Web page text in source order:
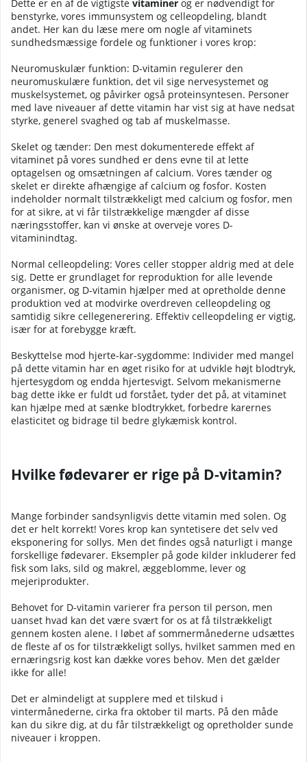
Dette er en af de vigtigste vitaminer og er nødvendigt for
benstyrke, vores immunsystem og celleopdeling, blandt
andet. Her kan du læse mere om nogle af vitaminets
sundhedsmæssige fordele og funktioner i vores krop:
Neuromuskulær funktion: D-vitamin regulerer den
neuromuskulære funktion, det vil sige nervesystemet og
muskelsystemet, og påvirker også proteinsyntesen. Personer
med lave niveauer af dette vitamin har vist sig at have nedsat
styrke, generel svaghed og tab af muskelmasse.
Skelet og tænder: Den mest dokumenterede effekt af
vitaminet på vores sundhed er dens evne til at lette
optagelsen og omsætningen af calcium. Vores tænder og
skelet er direkte afhængige af calcium og fosfor. Kosten
indeholder normalt tilstrækkeligt med calcium og fosfor, men
for at sikre, at vi får tilstrækkelige mængder af disse
næringsstoffer, kan vi ønske at overveje vores D-
vitaminindtag.
Normal celleopdeling: Vores celler stopper aldrig med at dele
sig. Dette er grundlaget for reproduktion for alle levende
organismer, og D-vitamin hjælper med at opretholde denne
produktion ved at modvirke overdreven celleopdeling og
samtidig sikre cellegenerering. Effektiv celleopdeling er vigtig,
især for at forebygge kræft.
Beskyttelse mod hjerte-kar-sygdomme: Individer med mangel
på dette vitamin har en øget risiko for at udvikle højt blodtryk,
hjertesygdom og endda hjertesvigt. Selvom mekanismerne
bag dette ikke er fuldt ud forstået, tyder det på, at vitaminet
kan hjælpe med at sænke blodtrykket, forbedre karernes
elasticitet og bidrage til bedre glykæmisk kontrol.
Hvilke fødevarer er rige på D-vitamin?
Mange forbinder sandsynligvis dette vitamin med solen. Og
det er helt korrekt! Vores krop kan syntetisere det selv ved
eksponering for sollys. Men det findes også naturligt i mange
forskellige fødevarer. Eksempler på gode kilder inkluderer fed
fisk som laks, sild og makrel, æggeblomme, lever og
mejeriprodukter.
Behovet for D-vitamin varierer fra person til person, men
uanset hvad kan det være svært for os at få tilstrækkeligt
gennem kosten alene. I løbet af sommermånederne udsættes
de fleste af os for tilstrækkeligt sollys, hvilket sammen med en
ernæringsrig kost kan dække vores behov. Men det gælder
ikke for alle!
Det er almindeligt at supplere med et tilskud i
vintermånederne, cirka fra oktober til marts. På den måde
kan du sikre dig, at du får tilstrækkeligt og opretholder sunde
niveauer i kroppen.